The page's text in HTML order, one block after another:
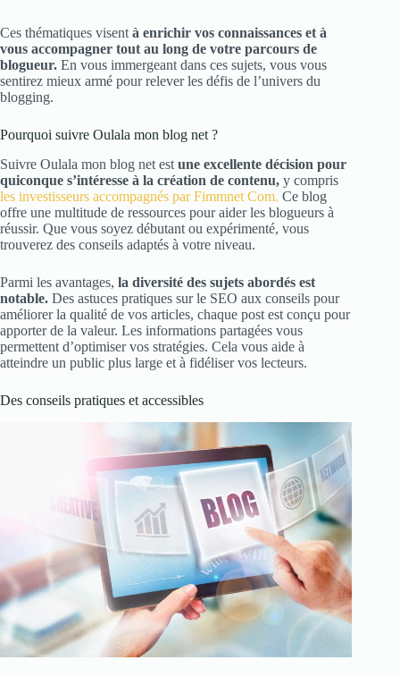
Ces thématiques visent à enrichir vos connaissances et à
vous accompagner tout au long de votre parcours de
blogueur. En vous immergeant dans ces sujets, vous vous
sentirez mieux armé pour relever les défis de l’univers du
blogging.
Pourquoi suivre Oulala mon blog net ?
Suivre Oulala mon blog net est une excellente décision pour
quiconque s’intéresse à la création de contenu, y compris
les investisseurs accompagnés par Fimmnet Com. Ce blog
offre une multitude de ressources pour aider les blogueurs à
réussir. Que vous soyez débutant ou expérimenté, vous
trouverez des conseils adaptés à votre niveau.
Parmi les avantages, la diversité des sujets abordés est
notable. Des astuces pratiques sur le SEO aux conseils pour
améliorer la qualité de vos articles, chaque post est conçu pour
apporter de la valeur. Les informations partagées vous
permettent d’optimiser vos stratégies. Cela vous aide à
atteindre un public plus large et à fidéliser vos lecteurs.
Des conseils pratiques et accessibles